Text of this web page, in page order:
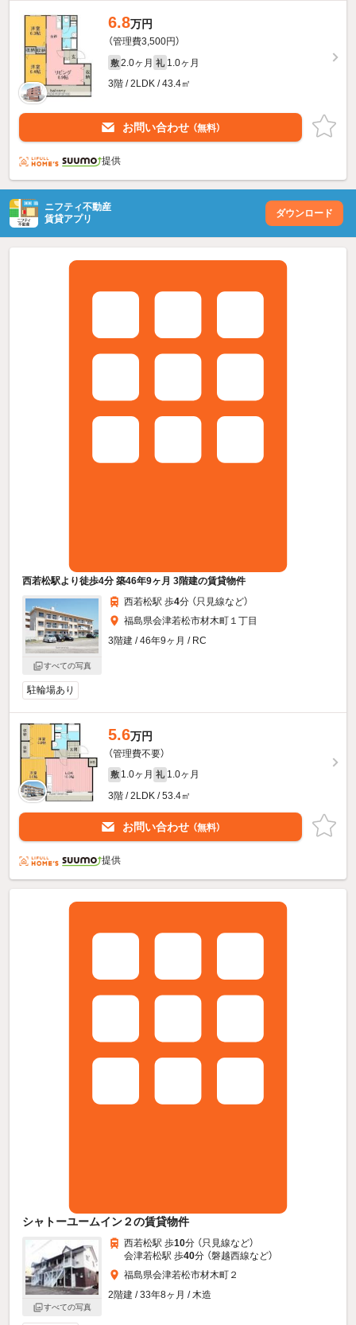
6.8万円
（管理費3,500円）
敷 2.0ヶ月 礼 1.0ヶ月
3階 / 2LDK / 43.4㎡
お問い合わせ （無料）
提供
ニフティ不動産
賃貸アプリ
ダウンロード
西若松駅より徒歩4分 築46年9ヶ月 3階建の賃貸物件
すべての写真
西若松駅 歩4分 （只見線など）
福島県会津若松市材木町１丁目
3階建 / 46年9ヶ月 / RC
駐輪場あり
5.6万円
（管理費不要）
敷 1.0ヶ月 礼 1.0ヶ月
3階 / 2LDK / 53.4㎡
お問い合わせ （無料）
提供
シャトーユームイン２の賃貸物件
すべての写真
西若松駅 歩10分 （只見線など）
会津若松駅 歩40分 （磐越西線など）
福島県会津若松市材木町２
2階建 / 33年8ヶ月 / 木造